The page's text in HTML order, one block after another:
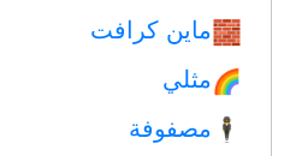
🧱ماين كرافت
🌈مثلي
🕴️ مصفوفة